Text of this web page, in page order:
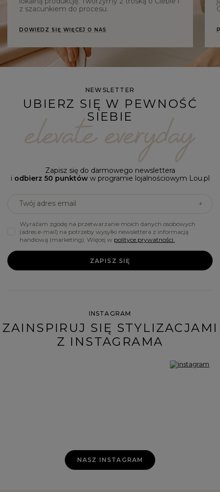
z szacunkiem do procesu.
DOWIEDZ SIĘ WIĘCEJ O NAS
NEWSLETTER
UBIERZ SIĘ W PEWNOŚĆ
SIEBIE
Zapisz się do darmowego newslettera
i odbierz 50 punktóww programie lojalnościowym Lou.pl
Twój adres email
Wyrażam zgodę na przetwarzanie moich danych osobowych
(adres e-mail) na potrzeby wysyłki newslettera z informacją
handlową (marketing). Więcej w polityce prywatności.
ZAPISZ SIĘ
INSTAGRAM
ZAINSPIRUJ SIĘ STYLIZACJAMI
Z INSTAGRAMA
NASZ INSTAGRAM